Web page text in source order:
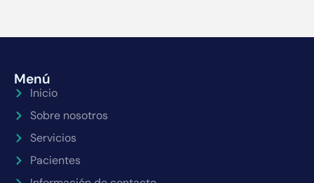
Menú
Inicio
Sobre nosotros
Servicios
Pacientes